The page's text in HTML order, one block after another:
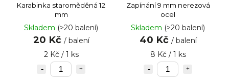
Karabinka staroměděná 12
mm
Skladem (>20 balení)
20 Kč / balení
2 Kč / 1 ks
Zapínání 9 mm nerezová
ocel
Skladem (>20 balení)
40 Kč / balení
8 Kč / 1 ks